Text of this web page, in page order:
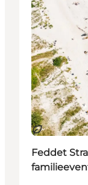
Feddet